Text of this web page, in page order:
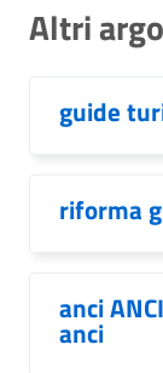
Altri
guide
riforma
anci
anci